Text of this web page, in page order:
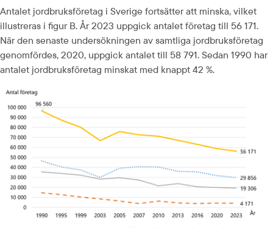
Antalet jordbruksföretag i Sverige fortsätter att minska, vilket
illustreras i figur B. År 2023 uppgick antalet företag till 56 171.
När den senaste undersökningen av samtliga jordbruksföretag
genomfördes, 2020, uppgick antalet till 58 791. Sedan 1990 har
antalet jordbruksföretag minskat med knappt 42 %.